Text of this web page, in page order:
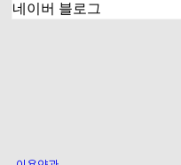
네이버 블로그